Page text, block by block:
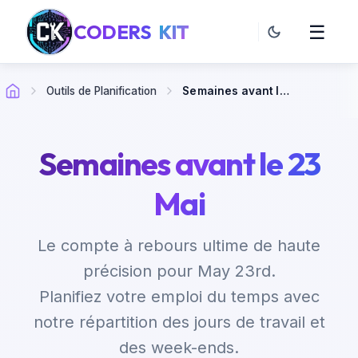
CODERS KIT ☰
Outils de Planification Semaines avant le 23 Mai
Semaines avant le 23
Mai
Le compte à rebours ultime de haute
précision pour May 23rd.
Planifiez votre emploi du temps avec
notre répartition des jours de travail et
des week-ends.